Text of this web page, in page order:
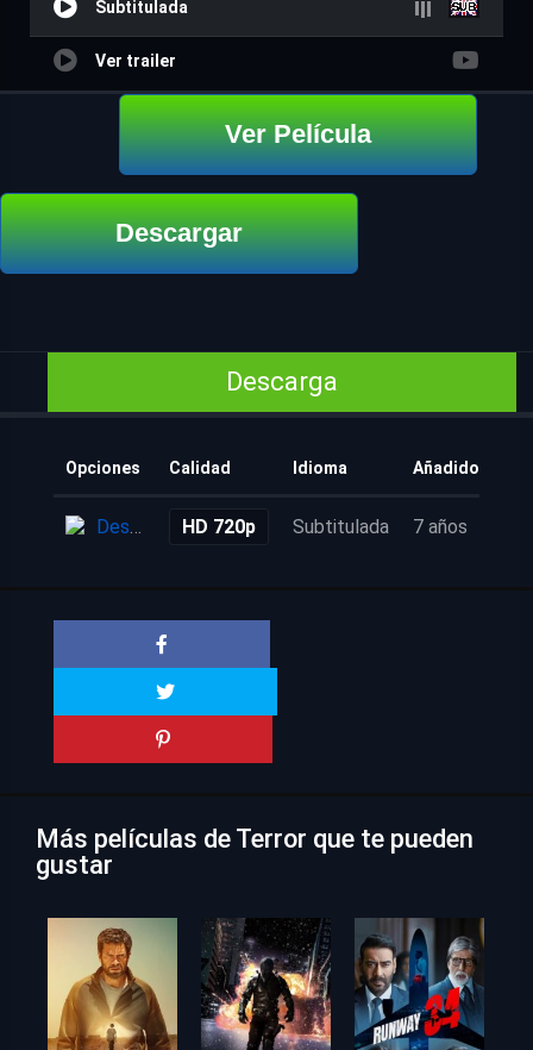
Subtitulada
Ver trailer
Ver Película
Descargar
Descarga
Opciones Calidad Idioma Añadido
Descarga HD 720p Subtitulada 7 años
Más películas de Terror que te pueden
gustar